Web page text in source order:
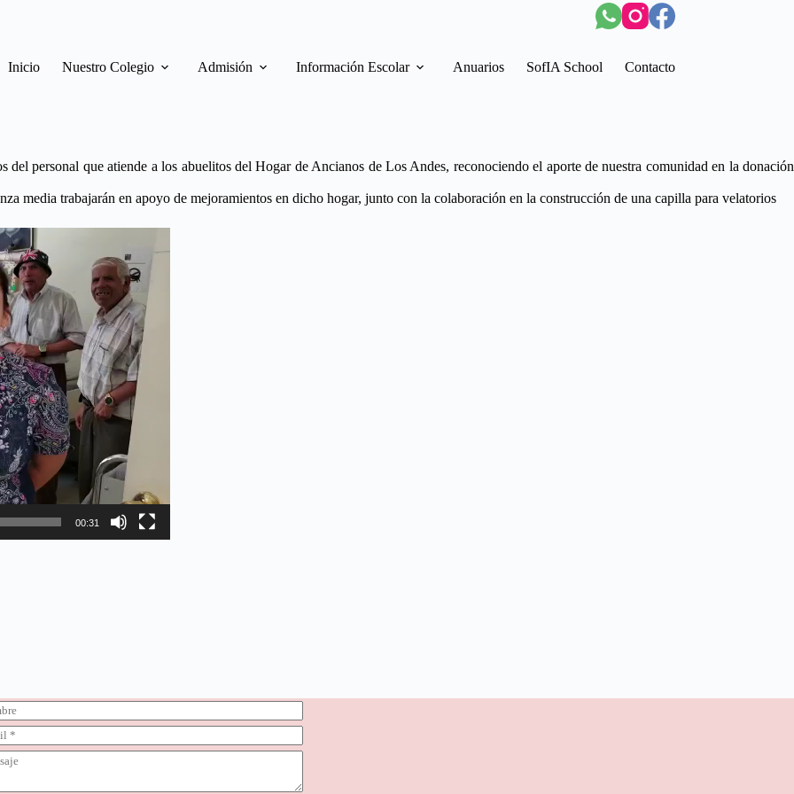
Inicio Nuestro Colegio Admisión Información Escolar Anuarios SofIA School Contacto
personal que atiende a los abuelitos del Hogar de Ancianos de Los Andes, reconociendo el aporte de nuestra comunidad en la donación
media trabajarán en apoyo de mejoramientos en dicho hogar, junto con la colaboración en la construcción de una capilla para velatorios
00:31